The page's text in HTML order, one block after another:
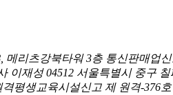
메리츠강북타워 3층 통신판매업
이재성 04512 서울특별시 중구
격평생교육시설신고 제 원격-376호